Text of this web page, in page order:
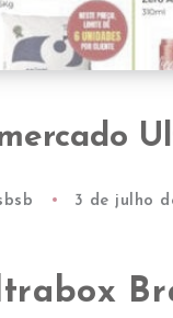
3 de julho